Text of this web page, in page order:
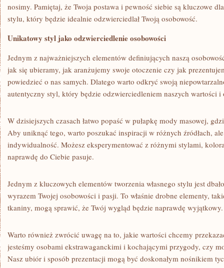
nosimy. Pamiętaj, ‍że Twoja postawa i pewność siebie są ⁢kluczowe‌
stylu, ‍który będzie⁤ idealnie odzwierciedlał Twoją osobowość.
Unikatowy ⁣styl jako odzwierciedlenie osobowości
Jednym z najważniejszych‍ elementów⁣ definiujących naszą
jak‍ się ubieramy, ⁤jak aranżujemy​ swoje otoczenie czy jak
powiedzieć o ‌nas‍ samych. Dlatego⁤ warto odkryć swoją
autentyczny ⁤styl, który będzie​ odzwierciedleniem naszych wartości i‍
W dzisiejszych czasach łatwo⁢ popaść‌ w pułapkę ‌mody masowej,
Aby uniknąć⁢ tego, ⁤warto poszukać ​inspiracji w różnych źródłach,
indywidualność.‍ Możesz‍ eksperymentować ‍z ⁣różnymi stylami,
‌naprawdę do‌ Ciebie pasuje.
Jednym z‍ kluczowych elementów tworzenia⁢ własnego stylu jest
wyrazem Twojej osobowości i​ pasji. To‌ właśnie ​drobne elementy,
tkaniny, ⁤mogą sprawić, że Twój ‌wygląd⁤ będzie naprawdę wyjątkowy.
Warto również zwrócić‍ uwagę na to, ​jakie wartości chcemy
jesteśmy osobami ekstrawaganckimi i kochającymi⁢ przygody,⁣ czy
⁢Nasz ubiór i sposób​ prezentacji mogą być doskonałym nośnikiem